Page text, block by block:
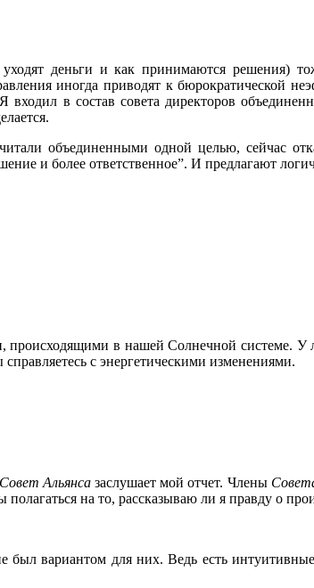
уходят деньги и как принимаются решения)
иногда приводят к бюрократической
в состав совета директоров
объединенными одной целью, сейчас
и более ответственное”. И предлагают
происходящими в нашей Солнечной системе.
с энергетическими изменениями.
Совет Альянсазаслушает мой отчет. Члены
на то, рассказываю ли я правду о
был вариантом для них. Ведь есть